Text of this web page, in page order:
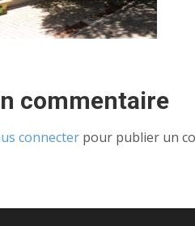
commentaire
connecter pour publier un